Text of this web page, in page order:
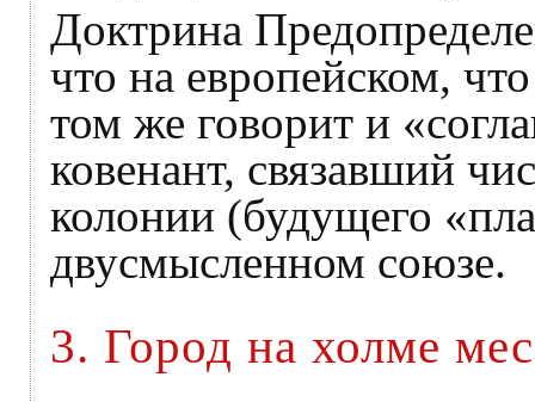
Доктрина
что на европейском,
том же говорит и
ковенант, связавший
колонии (будущего
двусмысленном союзе.
3. Город на холме